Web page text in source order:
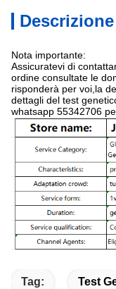
Nota importante:
Assicuratevi di
ordine consultate le
risponderà per voi,la
dettagli del test
whatsapp 55342706
Tag: Test